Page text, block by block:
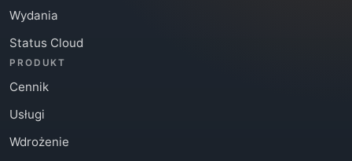
Wydania
Status Cloud
PRODUKT
Cennik
Usługi
Wdrożenie